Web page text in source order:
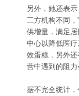
另外，她还表
三方机构不同
供增量，满足
中心以降低医
效蛋糕，另外
营中遇到的阻力
据不完全统计